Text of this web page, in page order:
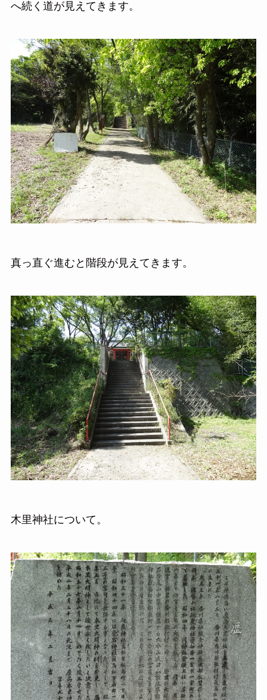
へ続く道が見えてきます。
真っ直ぐ進むと階段が見えてきます。
木里神社について。